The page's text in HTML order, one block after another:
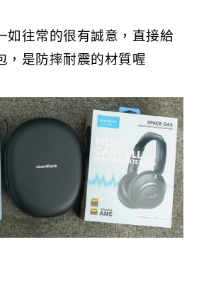
如往常的很有誠意，直接給
，是防摔耐震的材質喔